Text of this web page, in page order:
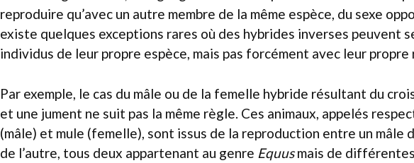
reproduire qu’avec un autre membre de la même espèce, du sexe
existe quelques exceptions rares où des hybrides inverses peuvent
individus de leur propre espèce, mais pas forcément avec leur propre
Par exemple, le cas du mâle ou de la femelle hybride résultant du
et une jument ne suit pas la même règle. Ces animaux, appelés
(mâle) et mule (femelle), sont issus de la reproduction entre un mâle
de l’autre, tous deux appartenant au genre Equusmais de